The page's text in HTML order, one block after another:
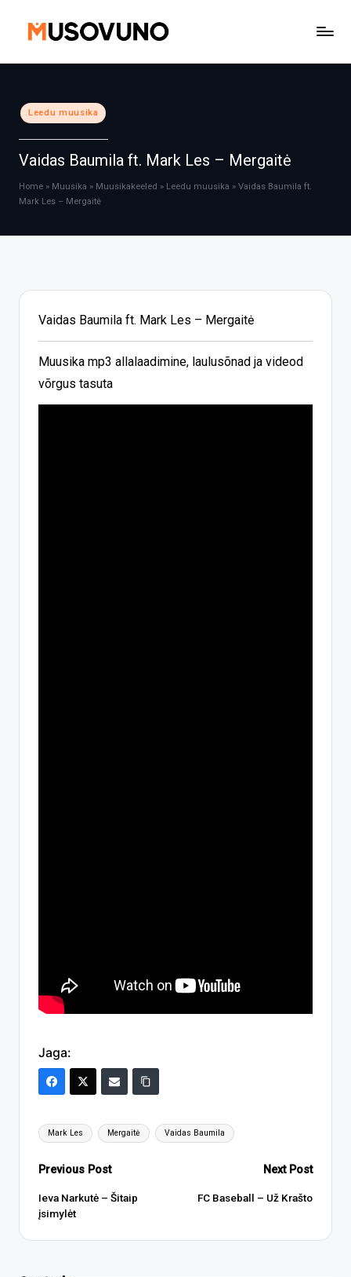
Posted
in
Leedu muusika
Vaidas Baumila ft. Mark Les – Mergaitė
Home » Muusika » Muusikakeeled » Leedu muusika » Vaidas Baumila ft.
Mark Les – Mergaitė
Vaidas Baumila ft. Mark Les – Mergaitė
Muusika mp3 allalaadimine, laulusõnad ja videod
võrgus tasuta
Jaga:
Tags:
Mark Les Mergaitė Vaidas Baumila
Post
navigation
Previous Post
Ieva Narkutė – Šitaip
įsimylėt
Next Post
FC Baseball – Už Krašto